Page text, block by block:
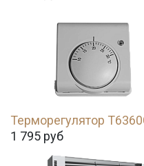
Терморегулятор
1 795 руб